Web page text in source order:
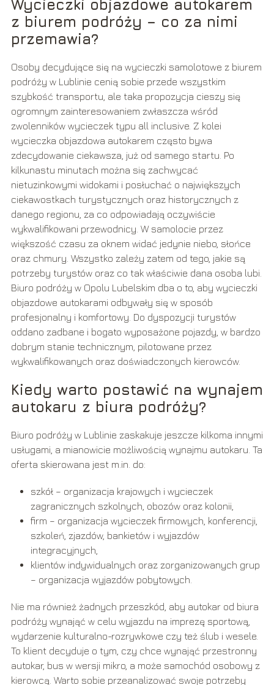
Wycieczki objazdowe autokarem
z biurem podróży – co za nimi
przemawia?
Osoby decydujące się na wycieczki samolotowe z biurem
podróży w Lublinie cenią sobie przede wszystkim
szybkość transportu, ale taka propozycja cieszy się
ogromnym zainteresowaniem zwłaszcza wśród
zwolenników wycieczek typu all inclusive. Z kolei
wycieczka objazdowa autokarem często bywa
zdecydowanie ciekawsza, już od samego startu. Po
kilkunastu minutach można się zachwycać
nietuzinkowymi widokami i posłuchać o największych
ciekawostkach turystycznych oraz historycznych z
danego regionu, za co odpowiadają oczywiście
wykwalifikowani przewodnicy. W samolocie przez
większość czasu za oknem widać jedynie niebo, słońce
oraz chmury. Wszystko zależy zatem od tego, jakie są
potrzeby turystów oraz co tak właściwie dana osoba lubi.
Biuro podróży w Opolu Lubelskim dba o to, aby wycieczki
objazdowe autokarami odbywały się w sposób
profesjonalny i komfortowy. Do dyspozycji turystów
oddano zadbane i bogato wyposażone pojazdy, w bardzo
dobrym stanie technicznym, pilotowane przez
wykwalifikowanych oraz doświadczonych kierowców.
Kiedy warto postawić na wynajem
autokaru z biura podróży?
Biuro podróży w Lublinie zaskakuje jeszcze kilkoma innymi
usługami, a mianowicie możliwością wynajmu autokaru. Ta
oferta skierowana jest m.in. do:
szkół – organizacja krajowych i wycieczek
zagranicznych szkolnych, obozów oraz kolonii,
firm – organizacja wycieczek firmowych, konferencji,
szkoleń, zjazdów, bankietów i wyjazdów
integracyjnych,
klientów indywidualnych oraz zorganizowanych grup
– organizacja wyjazdów pobytowych.
Nie ma również żadnych przeszkód, aby autokar od biura
podróży wynająć w celu wyjazdu na imprezę sportową,
wydarzenie kulturalno-rozrywkowe czy też ślub i wesele.
To klient decyduje o tym, czy chce wynająć przestronny
autokar, bus w wersji mikro, a może samochód osobowy z
kierowcą. Warto sobie przeanalizować swoje potrzeby